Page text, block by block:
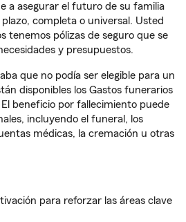
a asegurar el futuro de su familia
completa o universal. Usted
tenemos pólizas de seguro que se
y presupuestos.
que no podía ser elegible para un
disponibles los Gastos funerarios
beneficio por fallecimiento puede
incluyendo el funeral, los
médicas, la cremación u otras
para reforzar las áreas clave